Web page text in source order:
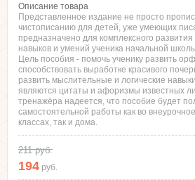
Описание товара
Представленное издание не просто
чистописанию для детей, уже умеющих
предназначено для комплексного развития
навыков и умений ученика начальной
Цель пособия - помочь ученику развить
способствовать выработке красивого
развить мыслительные и логические
являются цитаты и афоризмы известных
тренажёра надеется, что пособие будет
самостоятельной работы как во
классах, так и дома.
211руб.
194 руб.